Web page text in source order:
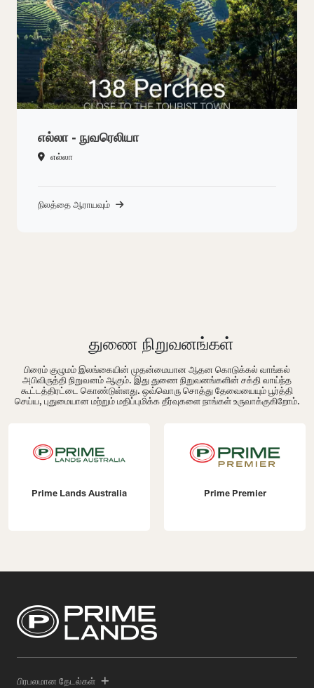
எல்லா - நுவரெலியா
எல்லா
நிலத்தை ஆராயவும்
துணை நிறுவனங்கள்
பிரைம் குழுமம் இலங்கையின் முதன்மையான ஆதன கொடுக்கல் வாங்கல்
அபிவிருத்தி நிறுவனம் ஆகும். இது துணை நிறுவனங்களின் சக்தி வாய்ந்த
கூட்டத்திரட்டை கொண்டுள்ளது. ஒவ்வொரு சொத்து தேவையையும் பூர்த்தி
செய்ய, புதுமையான மற்றும் மதிப்புமிக்க தீர்வுகளை நாங்கள் உருவாக்குகிறோம்.
Prime Lands Australia Prime Premier
பிரபலமான தேடல்கள்